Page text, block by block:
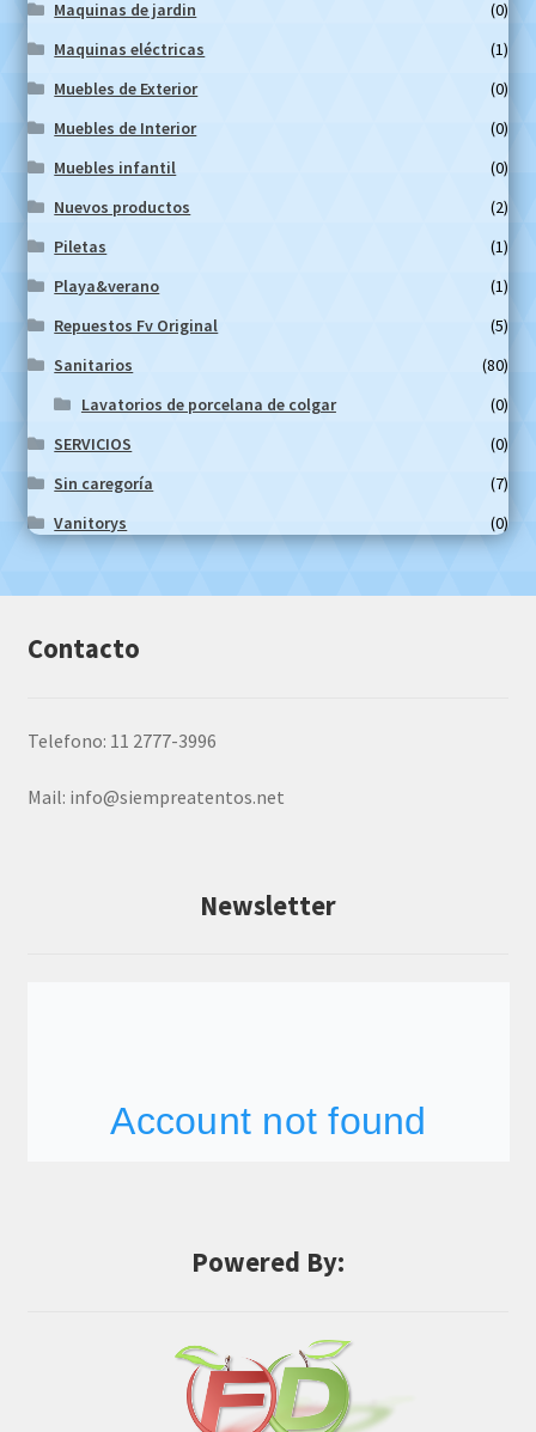
Maquinas de jardin
(0)
Maquinas eléctricas
(1)
Muebles de Exterior
(0)
Muebles de Interior
(0)
Muebles infantil
(0)
Nuevos productos
(2)
Piletas
(1)
Playa&verano
(1)
Repuestos Fv Original
(5)
Sanitarios
(80)
Lavatorios de porcelana de colgar
(0)
SERVICIOS
(0)
Sin caregoría
(7)
Vanitorys
(0)
Contacto
Telefono: 11 2777-3996
Mail: info@siempreatentos.net
Newsletter
Powered By: